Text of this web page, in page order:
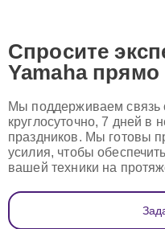
Спросите
Yamaha прямо
Мы поддерживаем связь
круглосуточно, 7 дней в
праздников. Мы готовы
усилия, чтобы
вашей техники на